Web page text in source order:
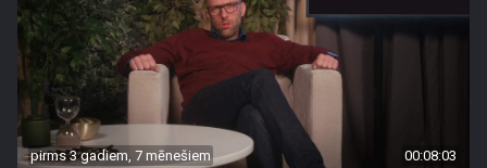
pirms 3 gadiem, 7 mēnešiem 00:08:03